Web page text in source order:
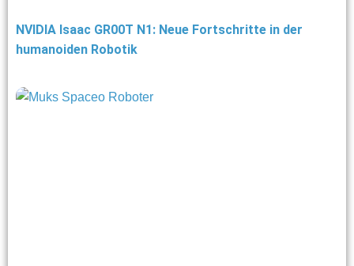
NVIDIA Isaac GR00T N1: Neue Fortschritte in der
humanoiden Robotik